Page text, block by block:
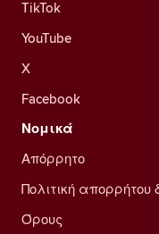
TikTok
YouTube
X
Facebook
Νομικά
Απόρρητο
Πολιτική
Όρους